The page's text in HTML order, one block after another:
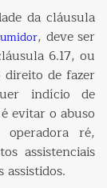
da cláusula
, deve ser
6.17, ou
de fazer
indício de
evitar o abuso
ré,
assistenciais